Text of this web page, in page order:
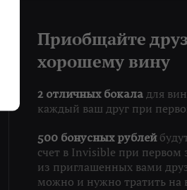
Приобщайте
хорошему вину
2 отличных бокала для
каждый ваш друг при
500 бонусных рублей
счет в Invisible при первом
из приглашенных вами
можно и нужно тратить на